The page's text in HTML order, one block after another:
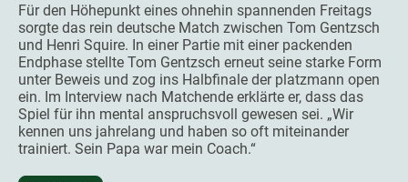
Für den Höhepunkt eines ohnehin spannenden Freitags
sorgte das rein deutsche Match zwischen Tom Gentzsch
und Henri Squire. In einer Partie mit einer packenden
Endphase stellte Tom Gentzsch erneut seine starke Form
unter Beweis und zog ins Halbfinale der platzmann open
ein. Im Interview nach Matchende erklärte er, dass das
Spiel für ihn mental anspruchsvoll gewesen sei. „Wir
kennen uns jahrelang und haben so oft miteinander
trainiert. Sein Papa war mein Coach.“